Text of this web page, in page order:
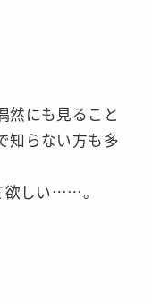
然にも見ること
知らない方も多
欲しい……。